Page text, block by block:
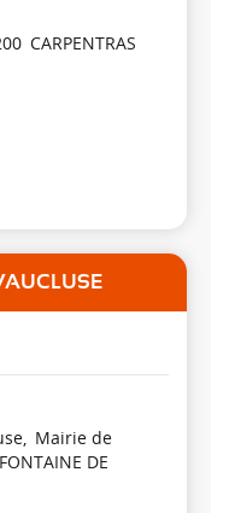
CARPENTRAS
Mairie de
FONTAINE DE